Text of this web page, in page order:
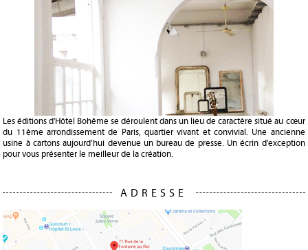
Les éditions d'Hôtel Bohême se déroulent dans un lieu de caractère situé au cœur
du 11ème arrondissement de Paris, quartier vivant et convivial. Une ancienne
usine à cartons aujourd’hui devenue un bureau de presse. Un écrin d'exception
pour vous présenter le meilleur de la création.
ADRESSE